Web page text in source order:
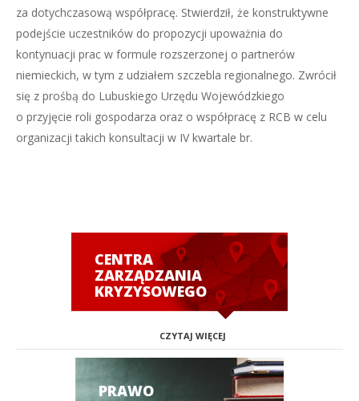
za dotychczasową współpracę. Stwierdził, że konstruktywne
podejście uczestników do propozycji upoważnia do
kontynuacji prac w formule rozszerzonej o partnerów
niemieckich, w tym z udziałem szczebla regionalnego. Zwrócił
się z prośbą do Lubuskiego Urzędu Wojewódzkiego
o przyjęcie roli gospodarza oraz o współpracę z RCB w celu
organizacji takich konsultacji w IV kwartale br.
CENTRA
ZARZĄDZANIA
KRYZYSOWEGO
CZYTAJ WIĘCEJ
PRAWO